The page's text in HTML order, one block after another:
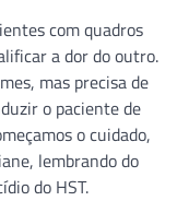
com quadros
a dor do outro.
mas precisa de
o paciente de
o cuidado,
lembrando do
do HST.